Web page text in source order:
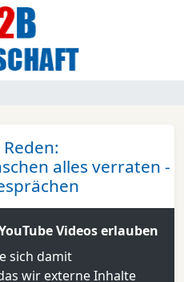
alles verraten -
Videos erlauben
sich damit
wir externe Inhalte